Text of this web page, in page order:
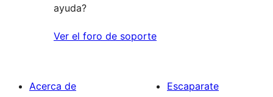
ayuda?
Ver el foro de soporte
Acerca de
Escaparate